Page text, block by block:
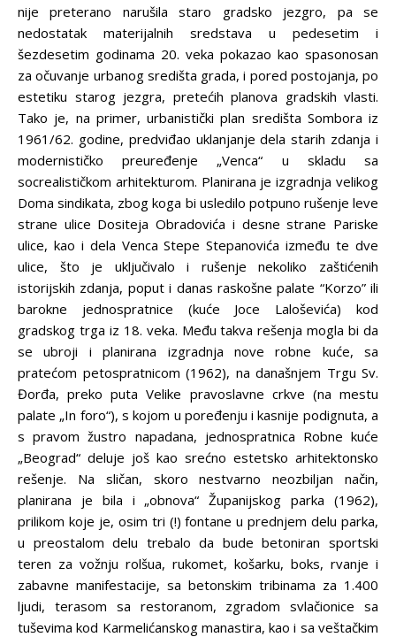
nije preterano narušila staro gradsko jezgro, pa se
nedostatak materijalnih sredstava u pedesetim i
šezdesetim godinama 20. veka pokazao kao spasonosan
za očuvanje urbanog središta grada, i pored postojanja, po
estetiku starog jezgra, pretećih planova gradskih vlasti.
Tako je, na primer, urbanistički plan središta Sombora iz
1961/62. godine, predviđao uklanjanje dela starih zdanja i
modernističko preuređenje „Venca“ u skladu sa
socrealističkom arhitekturom. Planirana je izgradnja velikog
Doma sindikata, zbog koga bi usledilo potpuno rušenje leve
strane ulice Dositeja Obradovića i desne strane Pariske
ulice, kao i dela Venca Stepe Stepanovića između te dve
ulice, što je uključivalo i rušenje nekoliko zaštićenih
istorijskih zdanja, poput i danas raskošne palate “Korzo” ili
barokne jednospratnice (kuće Joce Laloševića) kod
gradskog trga iz 18. veka. Među takva rešenja mogla bi da
se ubroji i planirana izgradnja nove robne kuće, sa
pratećom petospratnicom (1962), na današnjem Trgu Sv.
Đorđa, preko puta Velike pravoslavne crkve (na mestu
palate „In foro“), s kojom u poređenju i kasnije podignuta, a
s pravom žustro napadana, jednospratnica Robne kuće
„Beograd“ deluje još kao srećno estetsko arhitektonsko
rešenje. Na sličan, skoro nestvarno neozbiljan način,
planirana je bila i „obnova“ Županijskog parka (1962),
prilikom koje je, osim tri (!) fontane u prednjem delu parka,
u preostalom delu trebalo da bude betoniran sportski
teren za vožnju rolšua, rukomet, košarku, boks, rvanje i
zabavne manifestacije, sa betonskim tribinama za 1.400
ljudi, terasom sa restoranom, zgradom svlačionice sa
tuševima kod Karmelićanskog manastira, kao i sa veštačkim